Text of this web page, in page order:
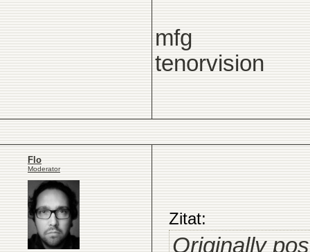
mfg
tenorvision
Flo
Moderator
Zitat:
Originally